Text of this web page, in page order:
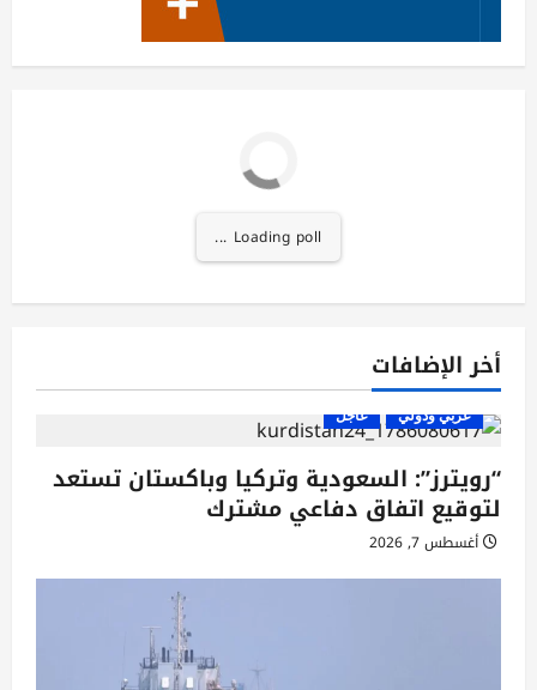
Loading poll ...
أخر الإضافات
عربي ودولي عاجل
“رويترز”: السعودية وتركيا وباكستان تستعد
لتوقيع اتفاق دفاعي مشترك
أغسطس 7, 2026